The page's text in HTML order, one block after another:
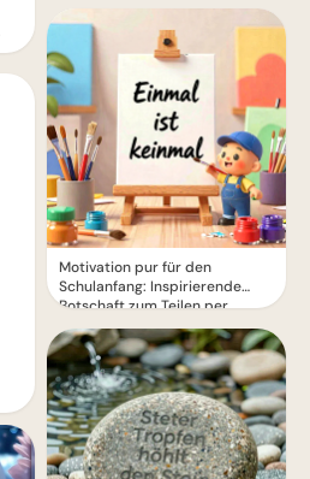
Motivation pur für den
Schulanfang: Inspirierende
Botschaft zum Teilen per
WhatsApp!